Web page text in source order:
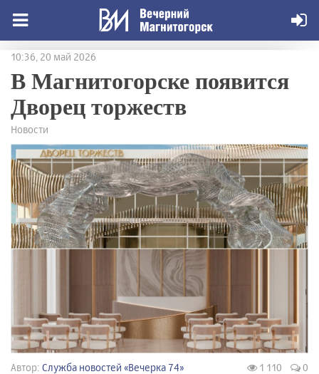
10:36, 20 май 2026
В Магнитогорске появится
Дворец торжеств
Новости
Автор: Служба новостей «Вечерка 74» 1 110 0